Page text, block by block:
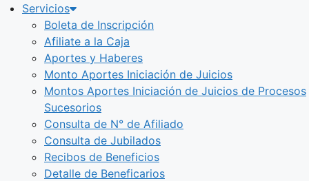
Servicios
Boleta de Inscripción
Afiliate a la Caja
Aportes y Haberes
Monto Aportes Iniciación de Juicios
Montos Aportes Iniciación de Juicios de Procesos
Sucesorios
Consulta de N° de Afiliado
Consulta de Jubilados
Recibos de Beneficios
Detalle de Beneficarios